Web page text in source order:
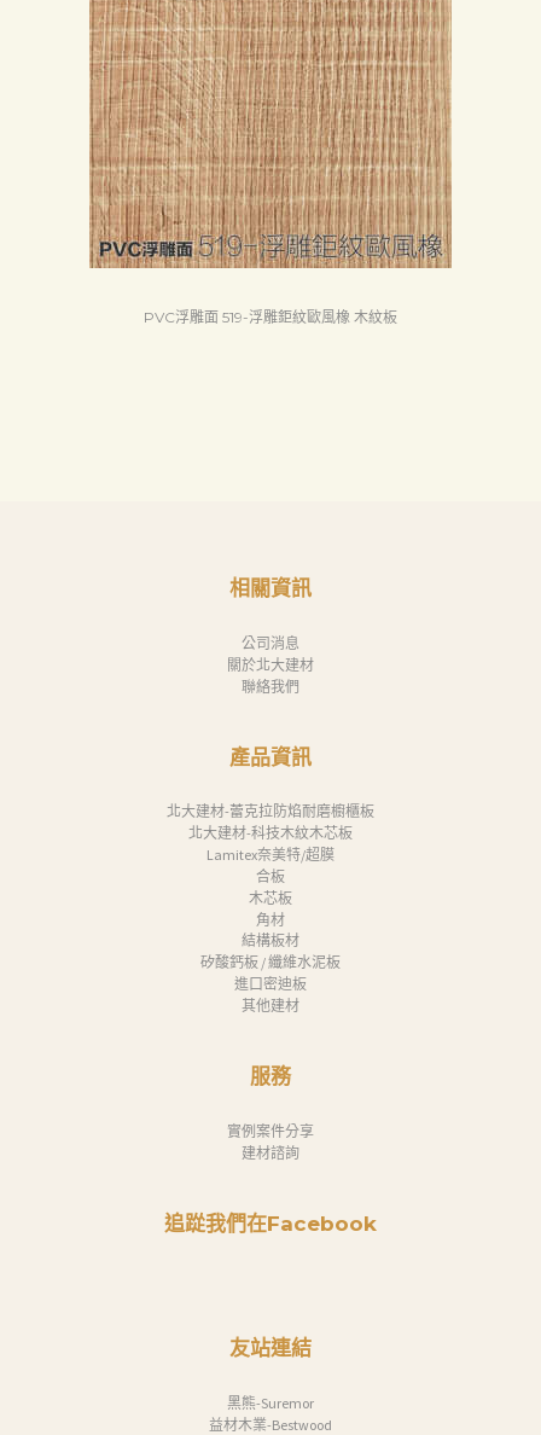
PVC浮雕面 519-浮雕鉅紋歐風橡 木紋板
相關資訊
公司消息
關於北大建材
聯絡我們
產品資訊
北大建材-蕾克拉防焰耐磨櫥櫃板
北大建材-科技木紋木芯板
Lamitex奈美特/超膜
合板
木芯板
角材
結構板材
矽酸鈣板 / 纖維水泥板
進口密迪板
其他建材
服務
實例案件分享
建材諮詢
追踨我們在Facebook
友站連結
黑熊-Suremor
益材木業-Bestwood